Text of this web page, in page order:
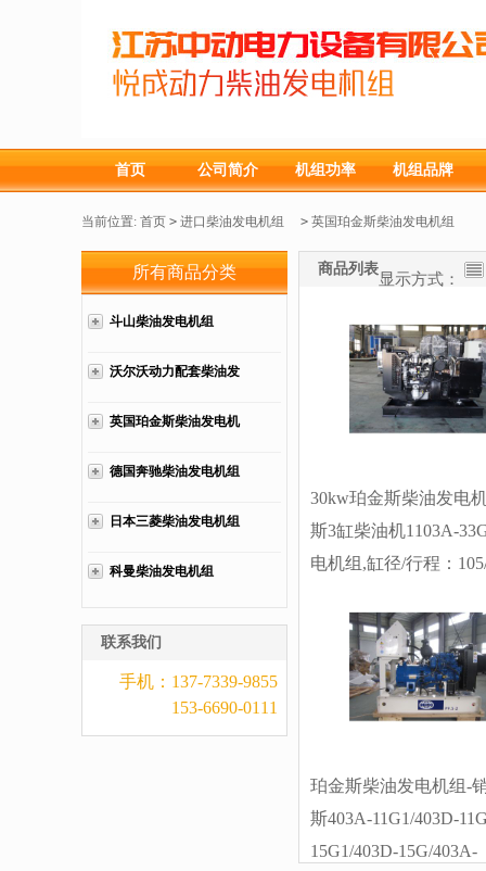
首页 公司简介 机组功率 机组品牌
当前位置: 首页 > 进口柴油发电机组 > 英国珀金斯柴油发电机组
所有商品分类
斗山柴油发电机组
沃尔沃动力配套柴油发
英国珀金斯柴油发电机
德国奔驰柴油发电机组
日本三菱柴油发电机组
科曼柴油发电机组
联系我们
手机：137-7339-9855
153-6690-0111
商品列表
显示方式：
30kw珀金斯柴油发电
斯3缸柴油机1103A-
电机组,缸径/行程：
30KW,柴油发电机组
斯坦福发电机。厂价
选购：13773399855。
珀金斯柴油发电机组-
斯403A-11G1/403D-
15G1/403D-15G/403A-